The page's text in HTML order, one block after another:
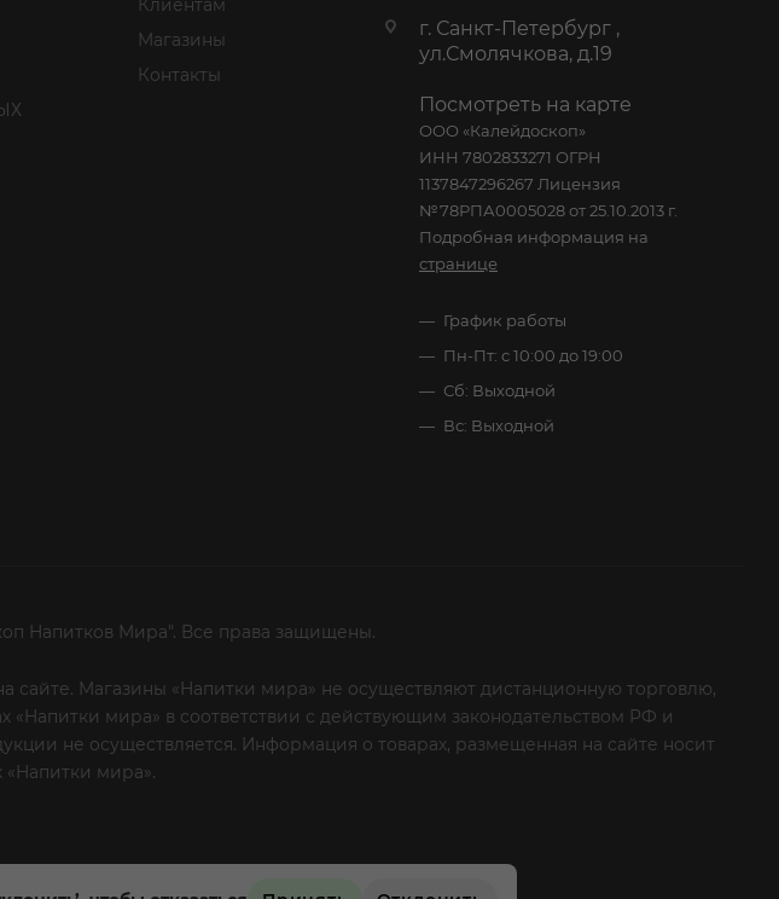
Клиентам
Магазины
Контакты
г. Санкт-Петербург ,
ул.Смолячкова, д.19
Посмотреть на карте
ООО «Калейдоскоп»
ИНН 7802833271 ОГРН
1137847296267 Лицензия
№78РПА0005028 от 25.10.2013 г.
Подробная информация на
странице
График работы
Пн-Пт: с 10:00 до 19:00
Сб: Выходной
Вс: Выходной
Напитков Мира". Все права защищены.
сайте. Магазины «Напитки мира» не осуществляют дистанционную торговлю,
«Напитки мира» в соответствии с действующим законодательством РФ и
не осуществляется. Информация о товарах, размещенная на сайте носит
«Напитки мира».